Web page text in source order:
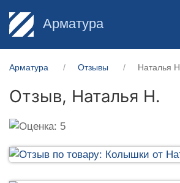
Арматура
Арматура Отзывы Наталья Н.
Отзыв, Наталья Н.